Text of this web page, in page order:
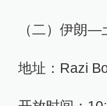
（二）伊朗
地址：Razi